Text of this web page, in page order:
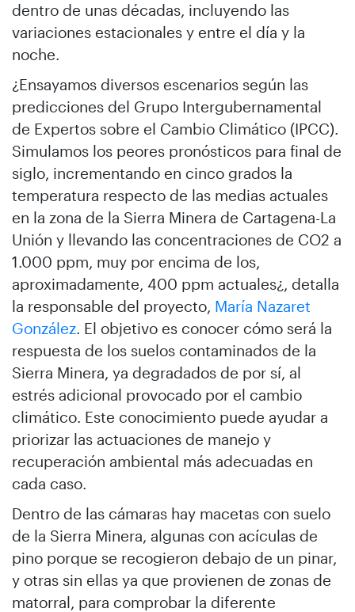
dentro de unas décadas, incluyendo las
variaciones estacionales y entre el día y la
noche.
¿Ensayamos diversos escenarios según las
predicciones del Grupo Intergubernamental
de Expertos sobre el Cambio Climático (IPCC).
Simulamos los peores pronósticos para final de
siglo, incrementando en cinco grados la
temperatura respecto de las medias actuales
en la zona de la Sierra Minera de Cartagena-La
Unión y llevando las concentraciones de CO2 a
1.000 ppm, muy por encima de los,
aproximadamente, 400 ppm actuales¿, detalla
la responsable del proyecto, María Nazaret
González. El objetivo es conocer cómo será la
respuesta de los suelos contaminados de la
Sierra Minera, ya degradados de por sí, al
estrés adicional provocado por el cambio
climático. Este conocimiento puede ayudar a
priorizar las actuaciones de manejo y
recuperación ambiental más adecuadas en
cada caso.
Dentro de las cámaras hay macetas con suelo
de la Sierra Minera, algunas con acículas de
pino porque se recogieron debajo de un pinar,
y otras sin ellas ya que provienen de zonas de
matorral, para comprobar la diferente